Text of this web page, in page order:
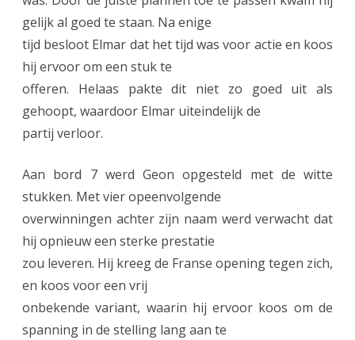
gelijk al goed te staan. Na enige
tijd besloot Elmar dat het tijd was voor actie en koos
hij ervoor om een stuk te
offeren. Helaas pakte dit niet zo goed uit als
gehoopt, waardoor Elmar uiteindelijk de
partij verloor.
Aan bord 7 werd Geon opgesteld met de witte
stukken. Met vier opeenvolgende
overwinningen achter zijn naam werd verwacht dat
hij opnieuw een sterke prestatie
zou leveren. Hij kreeg de Franse opening tegen zich,
en koos voor een vrij
onbekende variant, waarin hij ervoor koos om de
spanning in de stelling lang aan te